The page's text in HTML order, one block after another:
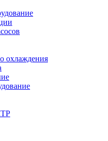
охлаждения